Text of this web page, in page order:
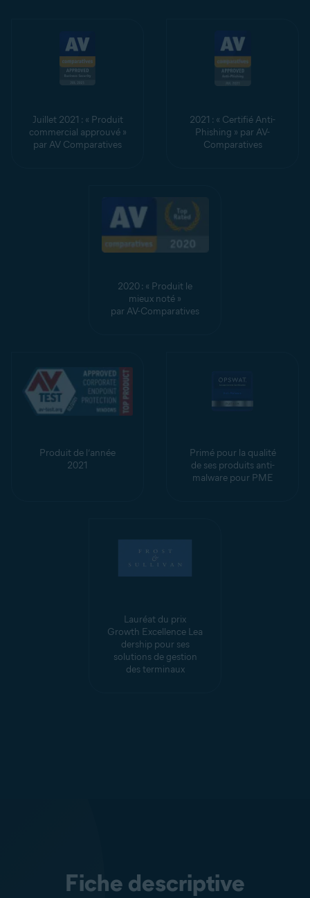
Juillet 2021 : « Produit
commercial approuvé »
par AV Comparatives
2021 : « Certifié Anti-
Phishing » par AV-
Comparatives
2020 : « Produit le
mieux noté »
par AV-Comparatives
Produit de l’année
2021
Primé pour la qualité
de ses produits anti-
malware pour PME
Lauréat du prix
Growth Excellence Lea
dership pour ses
solutions de gestion
des terminaux
Fiche descriptive